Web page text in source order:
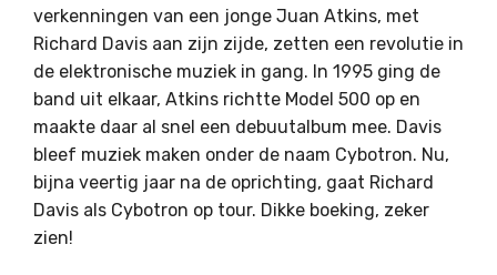
verkenningen van een jonge Juan Atkins, met
Richard Davis aan zijn zijde, zetten een revolutie in
de elektronische muziek in gang. In 1995 ging de
band uit elkaar, Atkins richtte Model 500 op en
maakte daar al snel een debuutalbum mee. Davis
bleef muziek maken onder de naam Cybotron. Nu,
bijna veertig jaar na de oprichting, gaat Richard
Davis als Cybotron op tour. Dikke boeking, zeker
zien!